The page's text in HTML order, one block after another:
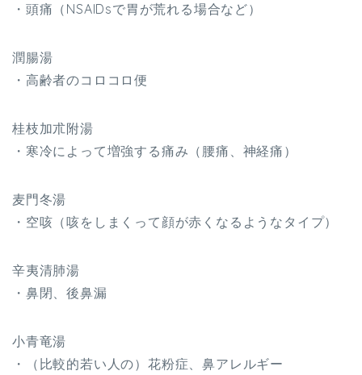
・頭痛（NSAIDsで胃が荒れる場合など）
潤腸湯
・高齢者のコロコロ便
桂枝加朮附湯
・寒冷によって増強する痛み（腰痛、神経痛）
麦門冬湯
・空咳（咳をしまくって顔が赤くなるようなタイプ）
辛夷清肺湯
・鼻閉、後鼻漏
小青竜湯
・（比較的若い人の）花粉症、鼻アレルギー